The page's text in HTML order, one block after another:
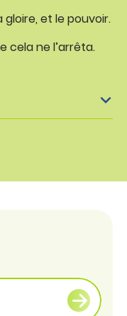
gloire, et le pouvoir.
cela ne l’arrêta.